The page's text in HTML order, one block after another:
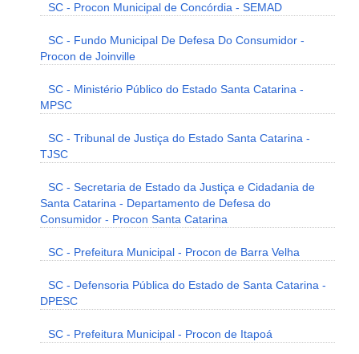
SC - Procon Municipal de Concórdia - SEMAD
SC - Fundo Municipal De Defesa Do Consumidor -
Procon de Joinville
SC - Ministério Público do Estado Santa Catarina -
MPSC
SC - Tribunal de Justiça do Estado Santa Catarina -
TJSC
SC - Secretaria de Estado da Justiça e Cidadania de
Santa Catarina - Departamento de Defesa do
Consumidor - Procon Santa Catarina
SC - Prefeitura Municipal - Procon de Barra Velha
SC - Defensoria Pública do Estado de Santa Catarina -
DPESC
SC - Prefeitura Municipal - Procon de Itapoá